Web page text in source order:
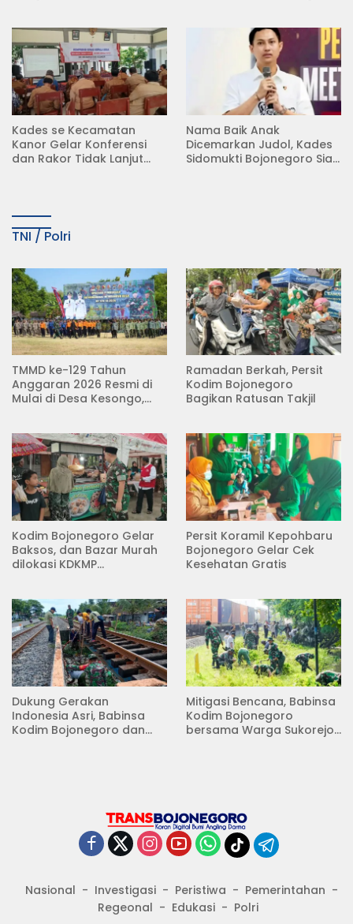
Kades se Kecamatan
Kanor Gelar Konferensi
dan Rakor Tidak Lanjut
Nama Baik Anak
Dicemarkan Judol, Kades
Sidomukti Bojonegoro Siap
TNI / Polri
TMMD ke-129 Tahun
Anggaran 2026 Resmi di
Mulai di Desa Kesongo,
Ramadan Berkah, Persit
Kodim Bojonegoro
Bagikan Ratusan Takjil
Kodim Bojonegoro Gelar
Baksos, dan Bazar Murah
dilokasi KDKMP
Persit Koramil Kepohbaru
Bojonegoro Gelar Cek
Kesehatan Gratis
Dukung Gerakan
Indonesia Asri, Babinsa
Kodim Bojonegoro dan
Mitigasi Bencana, Babinsa
Kodim Bojonegoro
bersama Warga Sukorejo
Nasional Investigasi Peristiwa
Pemerintahan
Regeonal
Edukasi
Polri